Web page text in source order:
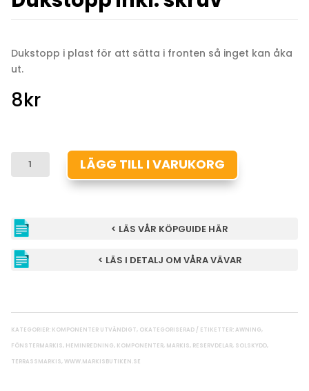
Dukstopp i plast för att sätta i fronten så inget kan åka
ut.
8kr
DUKSTOPP
INKL.
LÄGG TILL I VARUKORG
< LÄS VÅR KÖPGUIDE HÄR
< LÄS I DETALJ OM VÅRA VÄVAR
KATEGORIER: KOMPONENTER UTVÄNDIGT, OKATEGORISERAD ETIKETTER:AWNING,
FÖNSTERMARKIS, HEMINREDNING, KOMPONENTER, MARKIS, RESERVDELAR, SOLSKYDD,
TERRASSMARKIS,WWW.MARKISBUTIKEN.SE